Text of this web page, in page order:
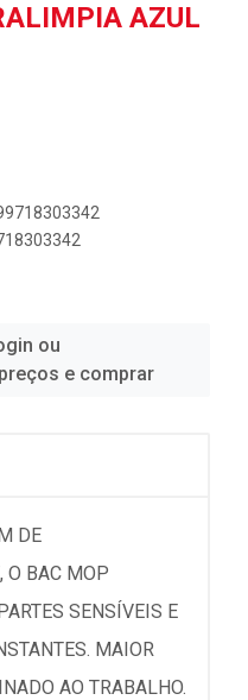
AZUL
ou
e comprar
DE
O BAC MOP
SENSÍVEIS E
MAIOR
AO TRABALHO.